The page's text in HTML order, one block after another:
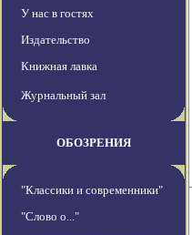
У нас в гостях
Издательство
Книжная лавка
Журнальный зал
ОБОЗРЕНИЯ
"Классики и современники"
"Слово о..."